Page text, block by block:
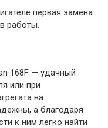
первая замена
работы.
168F — удачный
или при
на
а благодаря
к ним легко найти